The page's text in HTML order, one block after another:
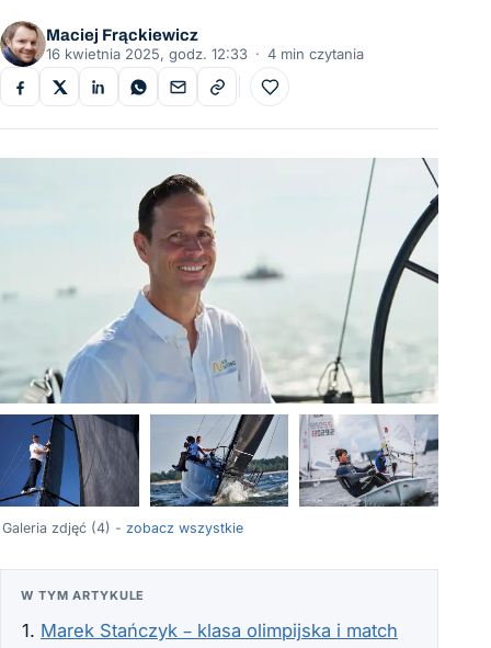
Maciej Frąckiewicz
16 kwietnia 2025, godz. 12:33 · 4 min czytania
Do ulubionych
Galeria zdjęć (4) - zobacz wszystkie
W TYM ARTYKULE
Marek Stańczyk – klasa olimpijska i match